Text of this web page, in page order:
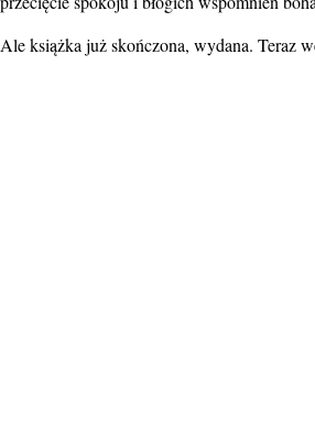
Ale książka już skończona, wydana. Teraz